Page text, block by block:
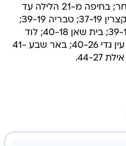
מעלות הלילה עד 35 מחר; בחיפה מ-21 הלילה עד
33 מחר; צפת 31-23 ; קצרין 37-19; טבריה 39-19;
נצרת 36-20; עפולה 39-18; בית שאן 40-18; לוד
40-20; אשדוד 35-19; עין גדי 40-26; באר שבע 41-